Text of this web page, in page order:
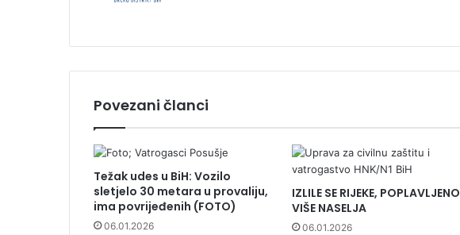
Povezani članci
Težak udes u BiH: Vozilo
sletjelo 30 metara u provaliju,
ima povrijeđenih (FOTO)
06.01.2026
IZLILE SE RIJEKE, POPLAVLJENO
VIŠE NASELJA
06.01.2026